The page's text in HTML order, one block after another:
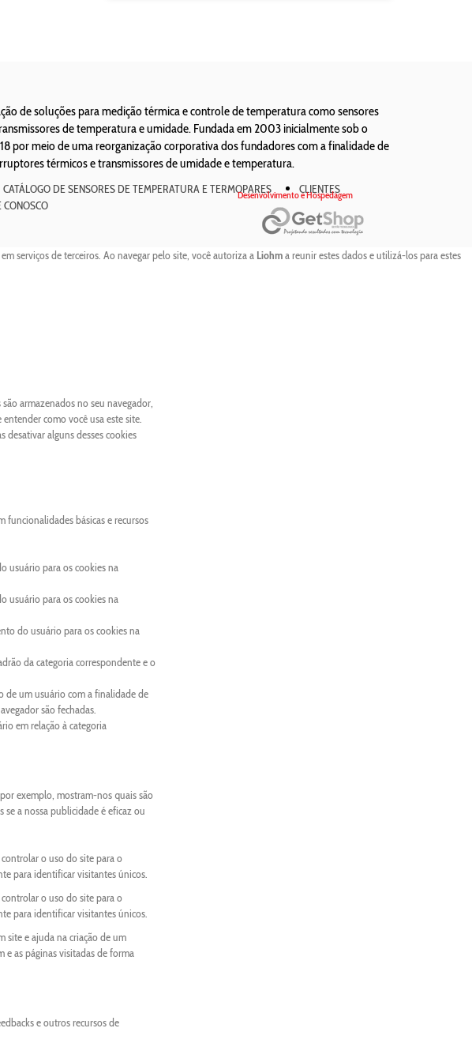
de soluções para medição térmica e controle de temperatura como sensores
de temperatura e umidade. Fundada em 2003 inicialmente sob o
por meio de uma reorganização corporativa dos fundadores com a finalidade de
térmicos e transmissores de umidade e temperatura.
CATÁLOGO DE SENSORES DE TEMPERATURA E TERMOPARES
CLIENTES
Desenvolvimento e Hospedagem
serviços de terceiros. Ao navegar pelo site, você autoriza a Liohma reunir estes dados e utilizá-los para estes
armazenados no seu navegador,
como você usa este site.
desativar alguns desses cookies
funcionalidades básicas e recursos
usuário para os cookies na
usuário para os cookies na
do usuário para os cookies na
da categoria correspondente e o
de um usuário com a finalidade de
são fechadas.
em relação à categoria
exemplo, mostram-nos quais são
a nossa publicidade é eficaz ou
o uso do site para o
para identificar visitantes únicos.
o uso do site para o
para identificar visitantes únicos.
site e ajuda na criação de um
as páginas visitadas de forma
e outros recursos de